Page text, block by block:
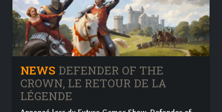
NEWS DEFENDER OF THE
CROWN, LE RETOUR DE LA
LÉGENDE